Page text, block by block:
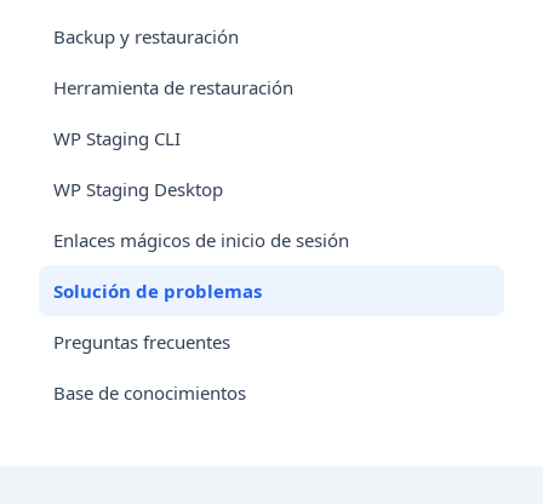
Backup y restauración
Herramienta de restauración
WP Staging CLI
WP Staging Desktop
Enlaces mágicos de inicio de sesión
Solución de problemas
Preguntas frecuentes
Base de conocimientos